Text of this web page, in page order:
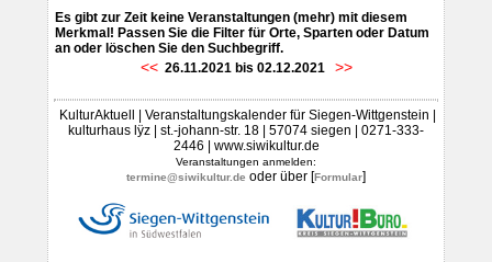
Es gibt zur Zeit keine Veranstaltungen (mehr) mit diesem
Merkmal! Passen Sie die Filter für Orte, Sparten oder Datum
an oder löschen Sie den Suchbegriff.
<< 26.11.2021 bis 02.12.2021 >>
KulturAktuell | Veranstaltungskalender für Siegen-Wittgenstein |
kulturhaus lÿz | st.-johann-str. 18 | 57074 siegen | 0271-333-
2446 | www.siwikultur.de
Veranstaltungen anmelden:
termine@siwikultur.de oder über [Formular]